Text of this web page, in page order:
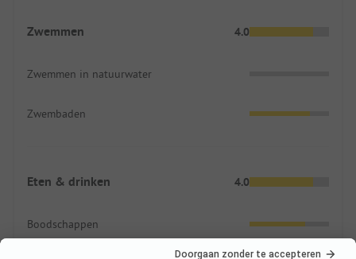
Zwemmen 4.0
Zwemmen in natuurwater
Zwembaden
Eten & drinken 4.0
Boodschappen